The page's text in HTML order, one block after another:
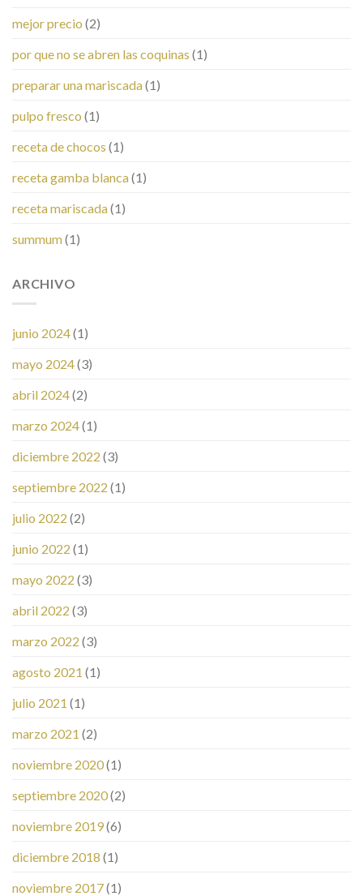
mejor precio (2)
por que no se abren las coquinas (1)
preparar una mariscada(1)
pulpo fresco (1)
receta de chocos (1)
receta gamba blanca(1)
receta mariscada(1)
summum(1)
ARCHIVO
junio 2024(1)
mayo 2024(3)
abril 2024(2)
marzo 2024(1)
diciembre 2022 (3)
septiembre 2022 (1)
julio 2022 (2)
junio 2022 (1)
mayo 2022 (3)
abril 2022 (3)
marzo 2022 (3)
agosto 2021 (1)
julio 2021 (1)
marzo 2021 (2)
noviembre 2020(1)
septiembre 2020(2)
noviembre 2019(6)
diciembre 2018 (1)
noviembre 2017(1)